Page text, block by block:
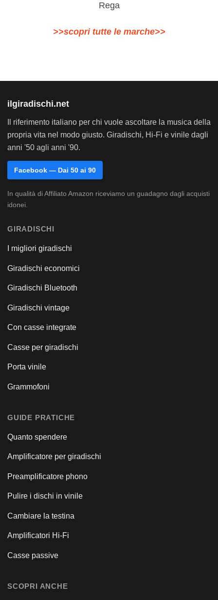
Rega
>>scopri tutte le marche>>
ilgiradischi.net
Il riferimento italiano per chi vuole ascoltare la musica della
propria vita nel modo giusto. Giradischi, Hi-Fi e vinile dagli
anni '50 agli anni '90.
Facebook — Dai 50 ai 90
In qualità di Affiliato Amazon riceviamo un guadagno dagli acquisti
idonei.
GIRADISCHI
I migliori giradischi
Giradischi economici
Giradischi Bluetooth
Giradischi vintage
Con casse integrate
Casse per giradischi
Porta vinile
Grammofoni
GUIDE PRATICHE
Quanto spendere
Amplificatore per giradischi
Preamplificatore phono
Pulire i dischi in vinile
Cambiare la testina
Amplificatori Hi-Fi
Casse passive
SCOPRI ANCHE